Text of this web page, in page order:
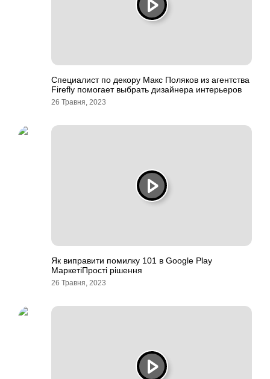
Специалист по декору Макс Поляков из агентства
Firefly помогает выбрать дизайнера интерьеров
26 Травня, 2023
Як виправити помилку 101 в Google Play
МаркетіПрості рішення
26 Травня, 2023